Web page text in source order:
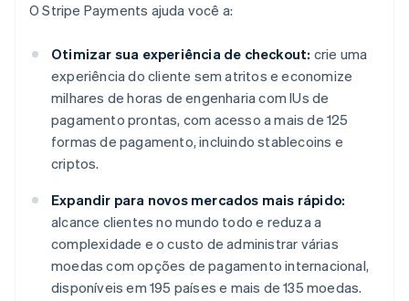
O Stripe Payments ajuda você a:
Otimizar sua experiência de checkout: crie uma
experiência do cliente sem atritos e economize
milhares de horas de engenharia com IUs de
pagamento prontas, com acesso a mais de 125
formas de pagamento, incluindo stablecoins e
criptos.
Expandir para novos mercados mais rápido:
alcance clientes no mundo todo e reduza a
complexidade e o custo de administrar várias
moedas com opções de pagamento internacional,
disponíveis em 195 países e mais de 135 moedas.